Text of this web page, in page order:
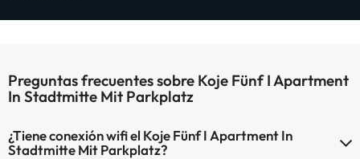
Preguntas frecuentes sobre Koje Fünf I Apartment
In Stadtmitte Mit Parkplatz
¿Tiene conexión wifi el Koje Fünf I Apartment In
Stadtmitte Mit Parkplatz?